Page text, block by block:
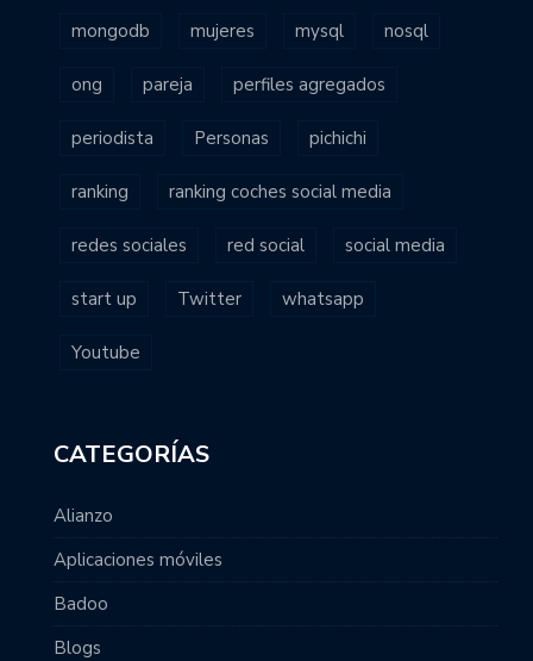
mongodb mujeres mysql nosql
ong pareja perfiles agregados
periodista Personas pichichi
ranking ranking coches social media
redes sociales red social social media
start up Twitter whatsapp
Youtube
CATEGORÍAS
Alianzo
Aplicaciones móviles
Badoo
Blogs